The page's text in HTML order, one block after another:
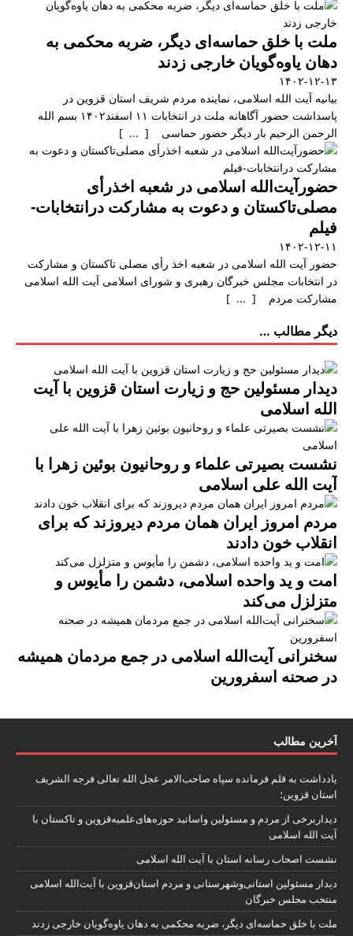
ملت با خلق حماسه‌ای دیگر، ضربه محکمی به
دهان یاوه‌گویان خارجی زدند
۱۴۰۲-۱۲-۱۳
بیانیه آیت الله اسلامی، نماینده مردم شریف استان قزوین در
پاسداشت حضور آگاهانه ملت در انتخابات ۱۱ اسفند۱۴۰۲ بسم الله
الرحمن الرحیم بار دیگر حضور حماسی [ ... ]
حضورآیت‌الله اسلامی در شعبه اخذرأی
مصلی‌تاکستان و دعوت به مشارکت درانتخابات-
فیلم
۱۴۰۲-۱۲-۱۱
حضور آیت الله اسلامی در شعبه اخذ رأی مصلی تاکستان و مشارکت
در انتخابات مجلس خبرگان رهبری و شورای اسلامی آیت الله اسلامی
مشارکت مردم [ ... ]
دیگر مطالب …
دیدار مسئولین حج و زیارت استان قزوین با آیت
الله اسلامی
نشست بصیرتی علماء و روحانیون بوئین زهرا با
آیت الله علی اسلامی
مردم امروز ایران همان مردم دیروزند که برای
انقلاب خون دادند
امت و ید واحده اسلامی، دشمن را مأیوس و
متزلزل می‌کند
سخنرانی آیت‌الله اسلامی در جمع مردمان همیشه
در صحنه اسفرورین
آخرین مطالب
یادداشت به قلم فرمانده سپاه صاحب‌الامر عجل الله تعالی فرجه الشریف
استان قزوین؛
دیداربرخی از مردم و مسئولین واساتید حوزه‌های‌علمیه‌قزوین و تاکستان با
آیت الله اسلامی
نشست اصحاب رسانه استان با آیت الله اسلامی
دیدار مسئولین استانی‌وشهرستانی و مردم‌ استان‌قزوین با آیت‌الله‌ اسلامی
منتخب مجلس‌ خبرگان
ملت با خلق حماسه‌ای دیگر، ضربه محکمی به دهان یاوه‌گویان خارجی زدند